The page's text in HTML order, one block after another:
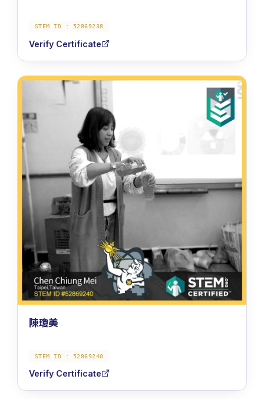
STEM ID : 52869238
Verify Certificate
陳瓊美
STEM ID : 52869240
Verify Certificate